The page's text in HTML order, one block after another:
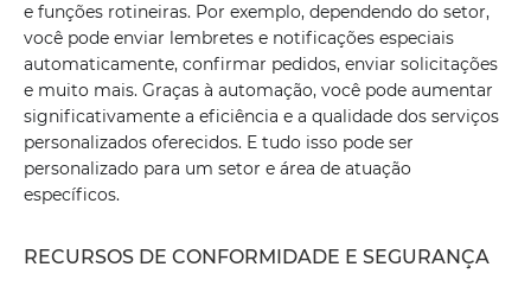
e funções rotineiras. Por exemplo, dependendo do setor,
você pode enviar lembretes e notificações especiais
automaticamente, confirmar pedidos, enviar solicitações
e muito mais. Graças à automação, você pode aumentar
significativamente a eficiência e a qualidade dos serviços
personalizados oferecidos. E tudo isso pode ser
personalizado para um setor e área de atuação
específicos.
RECURSOS DE CONFORMIDADE E SEGURANÇA